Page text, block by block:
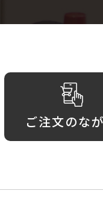
ご注文のな